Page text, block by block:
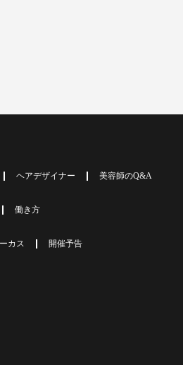
ヘアデザイナー 美容師のQ&A
働き方
カス 開催予告